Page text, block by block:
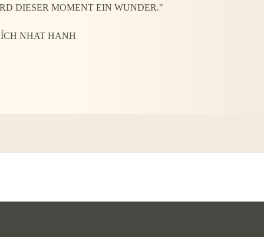
DIESER MOMENT EIN WUNDER."
NHAT HANH